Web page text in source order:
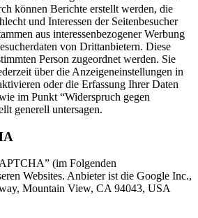
können Berichte erstellt werden, die
und Interessen der Seitenbesucher
aus interessenbezogener Werbung
von Drittanbietern. Diese
Person zugeordnet werden. Sie
über die Anzeigeneinstellungen in
oder die Erfassung Ihrer Daten
im Punkt “Widerspruch gegen
generell untersagen.
(im Folgenden
Websites. Anbieter ist die Google Inc.,
Mountain View, CA 94043, USA